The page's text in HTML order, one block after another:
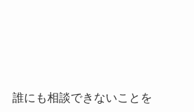
誰にも相談できないことを